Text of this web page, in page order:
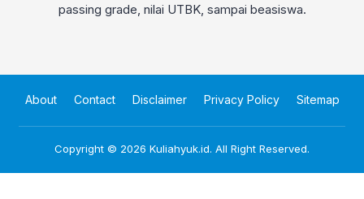
passing grade, nilai UTBK, sampai beasiswa.
About Contact Disclaimer Privacy Policy Sitemap
Copyright © 2026 Kuliahyuk.id. All Right Reserved.